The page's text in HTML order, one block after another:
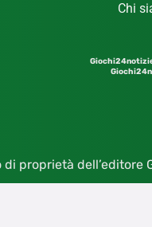
Chi
proprietà dell’editore